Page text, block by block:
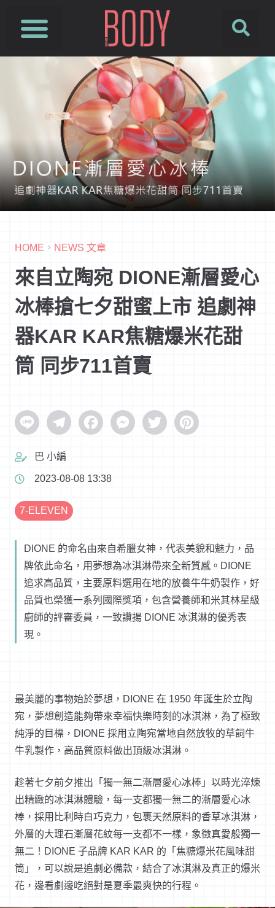
HOME NEWS 文章
來自立陶宛 DIONE漸層愛心
冰棒搶七夕甜蜜上市 追劇神
器KAR KAR焦糖爆米花甜
筒 同步711首賣
Line TelegramFacebookMessenger
Twitter Pinterest
巴 小編
2023-08-08 13:38
7-ELEVEN
DIONE 的命名由來自希臘女神，代表美貌和魅力，品
牌依此命名，用夢想為冰淇淋帶來全新質感。DIONE
追求高品質，主要原料選用在地的放養牛牛奶製作，好
品質也榮獲一系列國際獎項，包含營養師和米其林星級
廚師的評審委員，一致讚揚 DIONE 冰淇淋的優秀表
現。
最美麗的事物始於夢想， DIONE 在 1950 年誕生於立陶
宛，夢想創造能夠帶來幸福快樂時刻的冰淇淋， 為了極致
純淨的目標， DIONE 採用立陶宛當地自然放牧的草飼牛
牛乳製作， 高品質原料做出頂級冰淇淋。
趁著七夕前夕推出「 獨一無二漸層愛心冰棒」以時光淬煉
出精緻的冰淇淋體驗， 每一支都獨一無二的漸層愛心冰
棒，採用比利時白巧克力， 包裹天然原料的香草冰淇淋，
外層的大理石漸層花紋每一支都不一樣，象徵真愛般獨一
無二！ DI ONE 子品牌 KAR KAR 的「焦糖爆米花風味甜
筒」，可以說是追劇必備款， 結合了冰淇淋及真正的爆米
花， 邊看劇邊吃絕對是夏季最爽快的行程。